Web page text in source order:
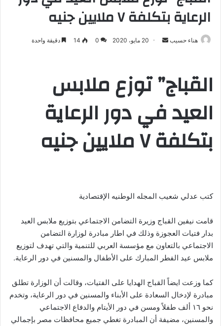
الرعاية بتكلفة ٧ ملايين جنيه
هناء حسيب
ل
ي
ا
إ
20 مايو، 2020 0
14 دقيقة واحدة
القباج” توزع ملابس
العيد في دور الرعاية
بتكلفة ٧ ملايين جنيه
كتب عدلي شعيب المجله الوطنيه الإقتصادية
قامت نيفين القباج وزيرة التضامن الاجتماعي بتوزيع ملابس العيد
بدار فتيات العجوزة وذلك في اطار مبادرة لوزارة التضامن
الاجتماعي بالتعاون مع مؤسسة العربي للتنمية والتي تهدف لتوزيع
ملابس عيد الفطر المبارك على الأطفال والمسنين في دور الرعاية.
كما وزعت ايضاً القباج الهدايا على الفتيات، وقالت أن الوزارة تطلق
مبادرة لإدخال السعادة على الأبناء والمسنين في دور الرعاية، وتخدم
نحو ١٦ ألف طفلاً ومسن في دور الأيتام والدفاع الاجتماعي
والمسنين، مضيفة أن المبادرة تغطي جميع محافظات مصر بإجمالي